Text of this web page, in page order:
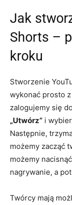
Jak
Shorts –
kroku
Stworzenie
wykonać prosto
zalogujemy się
„Utwórz” i
Następnie,
możemy zacząć
możemy
nagrywanie, a
Twórcy mają